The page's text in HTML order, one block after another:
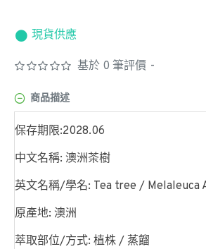
現貨供應
基於 0 筆評價 -
商品描述
保存期限:2028.06
中文名稱: 澳洲茶樹
英文名稱/學名: Tea tree /
原產地: 澳洲
萃取部位/方式: 植株 / 蒸餾